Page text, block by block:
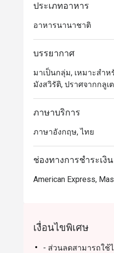
ประเภทอาหาร
อาหารนานาชาติ
บรรยากาศ
มาเป็นกลุ่ม, เหมาะสำห
มังสวิรัติ, ปราศจากกลูเ
ภาษาบริการ
ภาษาอังกฤษ, ไทย
ช่องทางการชำระเงิน
American Express,
เงื่อนไขพิเศษ
- ส่วนลดสามารถใช้